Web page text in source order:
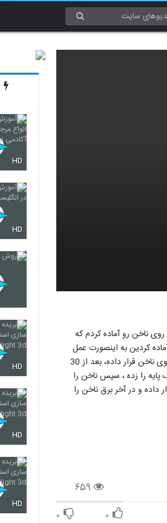
ناخن رو آماده کردم که
کردین به اینصورت عمل
نمایید : لاک پایه را روی ناخن زده، پد ابری را به الکل آغشته کنید، روزنامه را روی پد گذاشته و روی ناخن قرار داده، بعد از 30
پایه را زده ، سپس ناخن را
داده و در آخر برق ناخن را
۶۵۹
۰ ۰
HD
HD
HD
HD
HD